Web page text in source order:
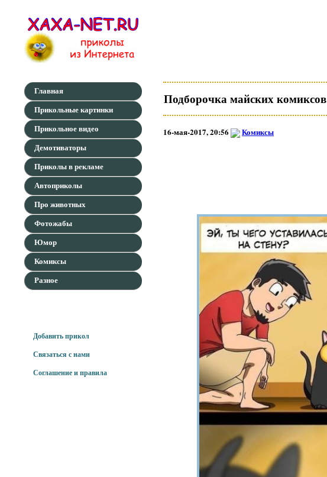
Главная
Прикольные картинки
Прикольное видео
Демотиваторы
Приколы в рекламе
Автоприколы
Про животных
Фотожабы
Юмор
Комиксы
Разное
Добавить прикол
Связаться с нами
Соглашение и правила
Подборочка майских комиксов
16-мая-2017, 20:56 Комиксы